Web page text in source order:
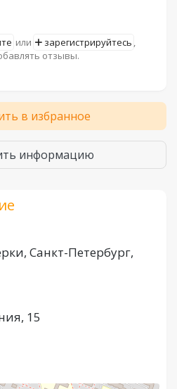
или зарегистрируйтесь ,
отзывы.
в избранное
информацию
Санкт-Петербург,
15